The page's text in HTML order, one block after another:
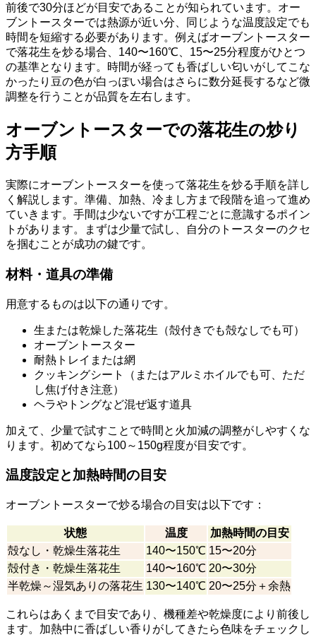
前後で30分ほどが目安であることが知られています。オー
ブントースターでは熱源が近い分、同じような温度設定でも
時間を短縮する必要があります。例えばオーブントースター
で落花生を炒る場合、140〜160℃、15〜25分程度がひとつ
の基準となります。時間が経っても香ばしい匂いがしてこな
かったり豆の色が白っぽい場合はさらに数分延長するなど微
調整を行うことが品質を左右します。
オーブントースターでの落花生の炒り
方手順
実際にオーブントースターを使って落花生を炒る手順を詳し
く解説します。準備、加熱、冷まし方まで段階を追って進め
ていきます。手間は少ないですが工程ごとに意識するポイン
トがあります。まずは少量で試し、自分のトースターのクセ
を掴むことが成功の鍵です。
材料・道具の準備
用意するものは以下の通りです。
生または乾燥した落花生（殻付きでも殻なしでも可）
オーブントースター
耐熱トレイまたは網
クッキングシート（またはアルミホイルでも可、ただ
し焦げ付き注意）
ヘラやトングなど混ぜ返す道具
加えて、少量で試すことで時間と火加減の調整がしやすくな
ります。初めてなら100～150g程度が目安です。
温度設定と加熱時間の目安
オーブントースターで炒る場合の目安は以下です：
状態 温度
加熱時間の目安
殻なし・乾燥生落花生
140〜150℃ 15〜20分
殻付き・乾燥生落花生
140〜160℃ 20〜30分
半乾燥～湿気ありの落花生 130〜140℃ 20〜25分＋余熱
これらはあくまで目安であり、機種差や乾燥度により前後し
ます。加熱中に香ばしい香りがしてきたら色味をチェックし